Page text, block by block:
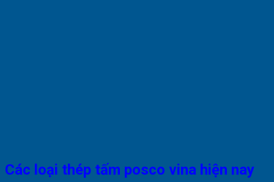
Các loại thép tấm posco vina hiện nay